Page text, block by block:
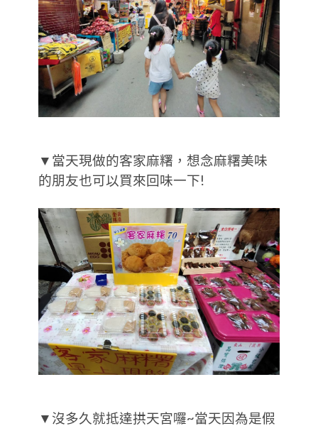
▼當天現做的客家麻糬，想念麻糬美味
的朋友也可以買來回味一下!
▼沒多久就抵達拱天宮囉~當天因為是假